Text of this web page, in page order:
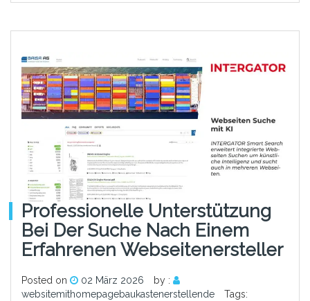
Professionelle Unterstützung
Bei Der Suche Nach Einem
Erfahrenen Webseitenersteller
Posted on 02 März 2026
by :
websitemithomepagebaukastenerstellende
Tags: